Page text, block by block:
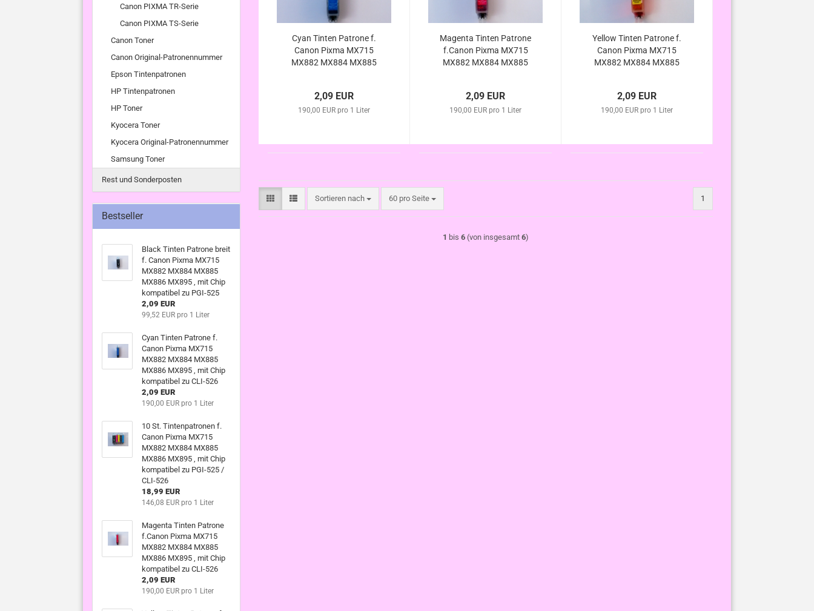
Cyan Tinten Patrone f.
Canon Pixma MX715
MX882 MX884 MX885
2,09 EUR
190,00 EUR pro 1 Liter
Magenta Tinten Patrone
f.Canon Pixma MX715
MX882 MX884 MX885
2,09 EUR
190,00 EUR pro 1 Liter
Yellow Tinten Patrone f.
Canon Pixma MX715
MX882 MX884 MX885
2,09 EUR
190,00 EUR pro 1 Liter
Sortieren nach
Sortieren nach 60 pro Seite
pro Seite 1
1 bis 6 (von insgesamt 6)
Canon PIXMA TR-Serie
Canon PIXMA TS-Serie
Canon Toner
Canon Original-Patronennummer
Epson Tintenpatronen
HP Tintenpatronen
HP Toner
Kyocera Toner
Kyocera Original-Patronennummer
Samsung Toner
Rest und Sonderposten
Bestseller
Black Tinten Patrone breit
f. Canon Pixma MX715
MX882 MX884 MX885
MX886 MX895 , mit Chip
kompatibel zu PGI-525
2,09 EUR
99,52 EUR pro 1 Liter
Cyan Tinten Patrone f.
Canon Pixma MX715
MX882 MX884 MX885
MX886 MX895 , mit Chip
kompatibel zu CLI-526
2,09 EUR
190,00 EUR pro 1 Liter
10 St. Tintenpatronen f.
Canon Pixma MX715
MX882 MX884 MX885
MX886 MX895 , mit Chip
kompatibel zu PGI-525 /
CLI-526
18,99 EUR
146,08 EUR pro 1 Liter
Magenta Tinten Patrone
f.Canon Pixma MX715
MX882 MX884 MX885
MX886 MX895 , mit Chip
kompatibel zu CLI-526
2,09 EUR
190,00 EUR pro 1 Liter